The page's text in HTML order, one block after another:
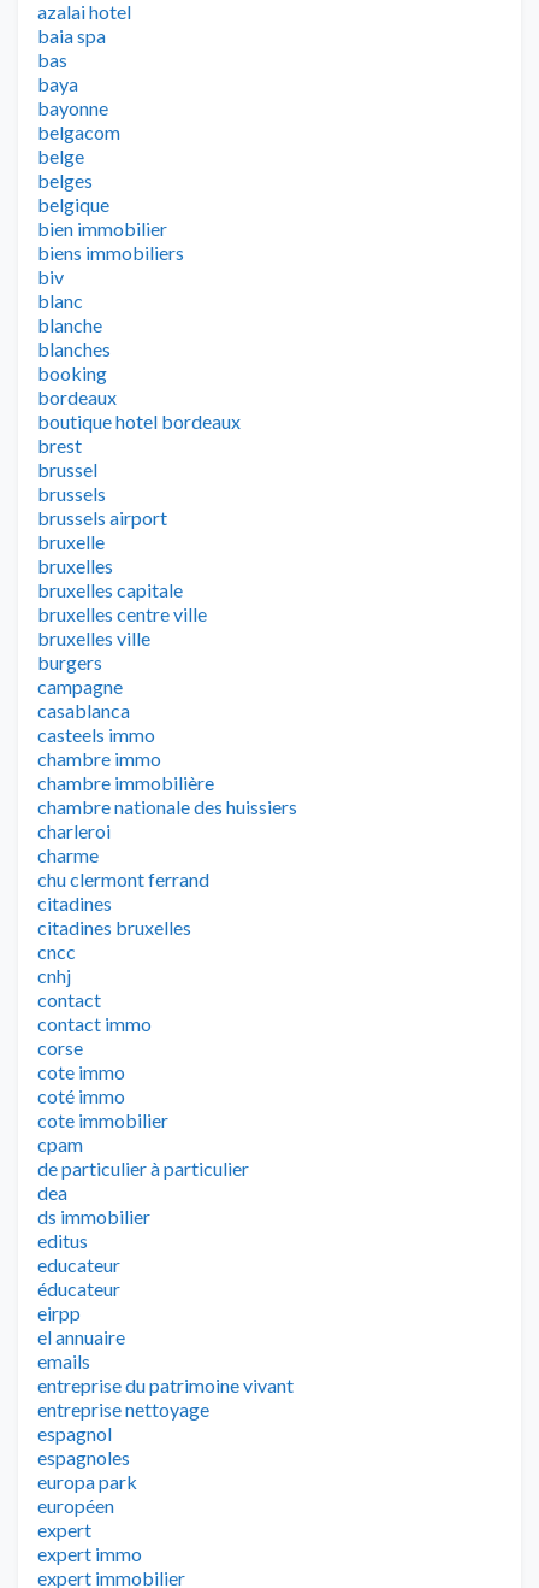
azalai hotel
baia spa
bas
baya
bayonne
belgacom
belge
belges
belgique
bien immobilier
biens immobiliers
biv
blanc
blanche
blanches
booking
bordeaux
boutique hotel bordeaux
brest
brussel
brussels
brussels airport
bruxelle
bruxelles
bruxelles capitale
bruxelles centre ville
bruxelles ville
burgers
campagne
casablanca
casteels immo
chambre immo
chambre immobilière
chambre nationale des huissiers
charleroi
charme
chu clermont ferrand
citadines
citadines bruxelles
cncc
cnhj
contact
contact immo
corse
cote immo
coté immo
cote immobilier
cpam
de particulier à particulier
dea
ds immobilier
editus
educateur
éducateur
eirpp
el annuaire
emails
entreprise du patrimoine vivant
entreprise nettoyage
espagnol
espagnoles
europa park
européen
expert
expert immo
expert immobilier